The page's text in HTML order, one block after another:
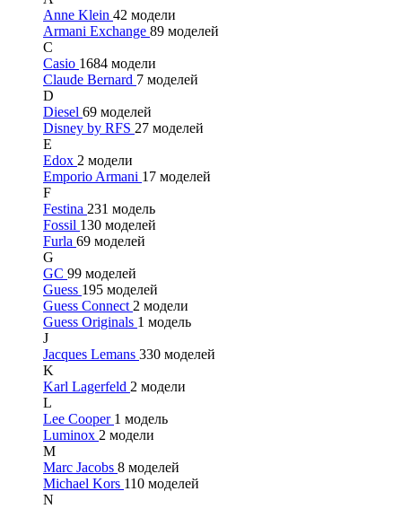
Anne Klein 42 модели
Armani Exchange 89 моделей
C
Casio 1684 модели
Claude Bernard 7 моделей
D
Diesel 69 моделей
Disney by RFS 27 моделей
E
Edox 2 модели
Emporio Armani 17 моделей
F
Festina 231 модель
Fossil 130 моделей
Furla 69 моделей
G
GC 99 моделей
Guess 195 моделей
Guess Connect 2 модели
Guess Originals 1 модель
J
Jacques Lemans 330 моделей
K
Karl Lagerfeld 2 модели
L
Lee Cooper 1 модель
Luminox 2 модели
M
Marc Jacobs 8 моделей
Michael Kors 110 моделей
N